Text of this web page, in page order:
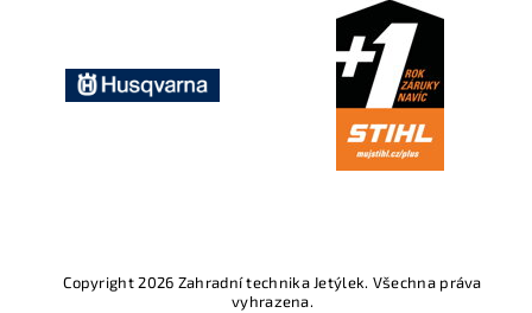
Copyright 2026 Zahradní technika Jetýlek. Všechna práva
vyhrazena.